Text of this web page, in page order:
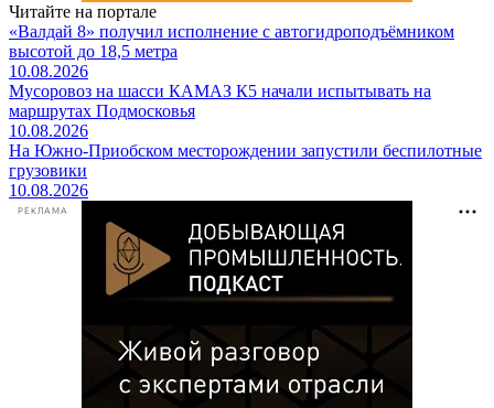
Читайте на портале
«Валдай 8» получил исполнение с автогидроподъёмником
высотой до 18,5 метра
10.08.2026
Мусоровоз на шасси КАМАЗ К5 начали испытывать на
маршрутах Подмосковья
10.08.2026
На Южно-Приобском месторождении запустили беспилотные
грузовики
10.08.2026
РЕКЛАМА